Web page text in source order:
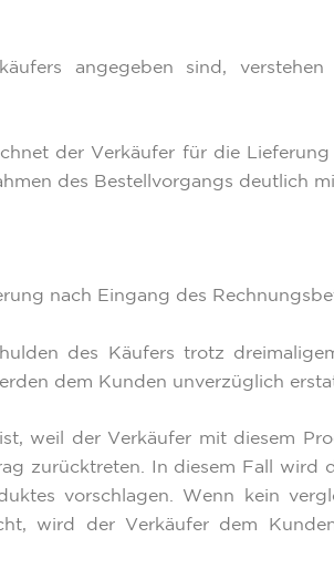
angegeben sind,
der Verkäufer für die
des Bestellvorgangs deutlich
nach Eingang des
des Käufers trotz
dem Kunden unverzüglich
weil der Verkäufer mit diesem
zurücktreten. In diesem Fall wird
vorschlagen. Wenn kein
wird der Verkäufer dem